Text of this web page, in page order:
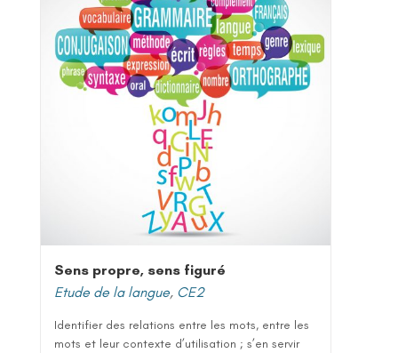
Sens propre, sens figuré
Etude de la langue, CE2
Identifier des relations entre les mots, entre les
mots et leur contexte d’utilisation ; s’en servir